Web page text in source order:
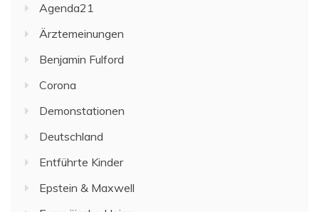
Agenda21
Ärztemeinungen
Benjamin Fulford
Corona
Demonstationen
Deutschland
Entführte Kinder
Epstein & Maxwell